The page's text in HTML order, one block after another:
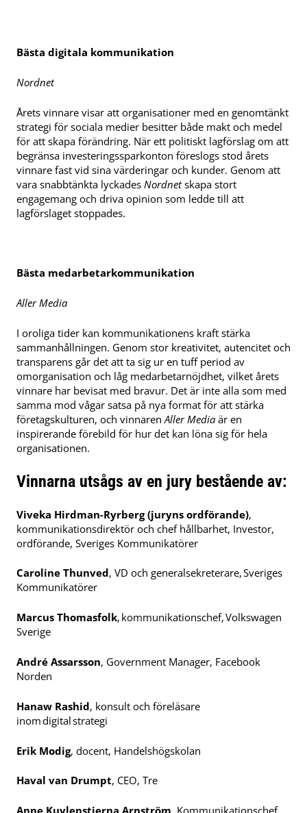
Bästa digitala kommunikation
Nordnet
Årets vinnare visar att organisationer med en genomtänkt
strategi för sociala medier besitter både makt och medel
för att skapa förändring. När ett politiskt lagförslag om att
begränsa investeringssparkonton föreslogs stod årets
vinnare fast vid sina värderingar och kunder. Genom att
vara snabbtänkta lyckades Nordnetskapa stort
engagemang och driva opinion som ledde till att
lagförslaget stoppades.
Bästa medarbetarkommunikation
Aller Media
I oroliga tider kan kommunikationens kraft stärka
sammanhållningen. Genom stor kreativitet, autencitet och
transparens går det att ta sig ur en tuff period av
omorganisation och låg medarbetarnöjdhet, vilket årets
vinnare har bevisat med bravur. Det är inte alla som med
samma mod vågar satsa på nya format för att stärka
företagskulturen, och vinnaren Aller Media är en
inspirerande förebild för hur det kan löna sig för hela
organisationen.
Vinnarna utsågs av en jury bestående av:
Viveka Hirdman-Ryrberg (juryns ordförande),
kommunikationsdirektör och chef hållbarhet, Investor,
ordförande, Sveriges Kommunikatörer
Caroline Thunved, VD och generalsekreterare, Sveriges
Kommunikatörer
Marcus Thomasfolk, kommunikationschef, Volkswagen
Sverige
André Assarsson, Government Manager, Facebook
Norden
Hanaw Rashid, konsult och föreläsare
inom digital strategi
Erik Modig, docent, Handelshögskolan
Haval van Drumpt, CEO, Tre